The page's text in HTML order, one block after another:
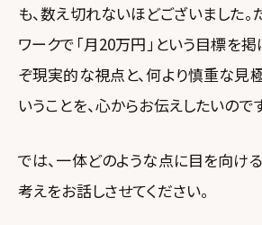
も、数え切れないほどございました。
ワークで「月20万円」という目標を
ぞ現実的な視点と、何より慎重な見
いうことを、心からお伝えしたいので
では、一体どのような点に目を向け
考えをお話しさせてください。